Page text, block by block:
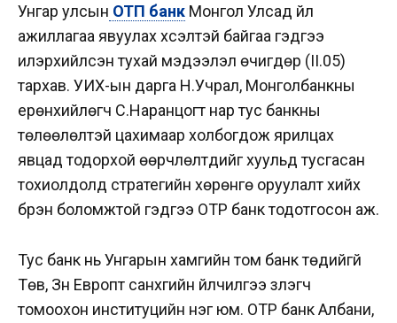
Унгар улсын ОТП банк Монгол Улсад үйл
ажиллагаа явуулах хүсэлтэй байгаа гэдгээ
илэрхийлсэн тухай мэдээлэл өчигдөр (II.05)
тархав. УИХ-ын дарга Н.Учрал, Монголбанкны
ерөнхийлөгч С.Наранцогт нар тус банкны
төлөөлөлтэй цахимаар холбогдож ярилцах
явцад тодорхой өөрчлөлтүүдийг хуульд тусгасан
тохиолдолд стратегийн хөрөнгө оруулалт хийх
бүрэн боломжтой гэдгээ ОТР банк тодотгосон аж.
Тус банк нь Унгарын хамгийн том банк төдийгүй
Төв, Зүүн Европт санхүүгийн үйлчилгээ үзүүлэгч
томоохон институцийн нэг юм. ОТР банк Албани,